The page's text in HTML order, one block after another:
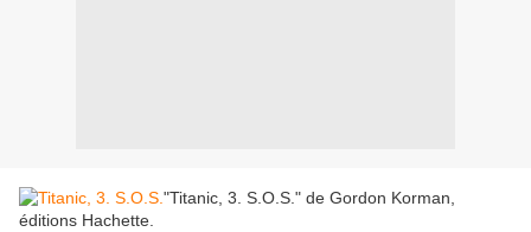
"Titanic, 3. S.O.S." de Gordon Korman,
éditions Hachette.